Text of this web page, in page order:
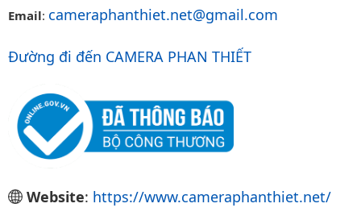
Email: cameraphanthiet.net@gmail.com
Đường đi đến CAMERA PHAN THIẾT
Website: https://www.cameraphanthiet.net/